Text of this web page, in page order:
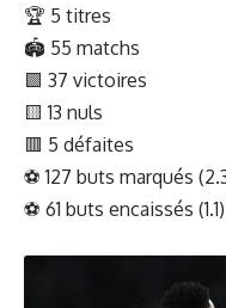
🏆 5 titres
🏟️ 55 matchs
🟩 37 victoires
🟨 13 nuls
🟥 5 défaites
⚽️ 127 buts marqués
⚽️ 61 buts encaissés (1.1)